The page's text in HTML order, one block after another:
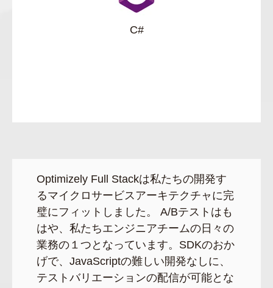
C#
Optimizely Full Stackは私たちの開発す
るマイクロサービスアーキテクチャに完
璧にフィットしました。 A/Bテストはも
はや、私たちエンジニアチームの日々の
業務の１つとなっています。SDKのおか
げで、JavaScriptの難しい開発なしに、
テストバリエーションの配信が可能とな